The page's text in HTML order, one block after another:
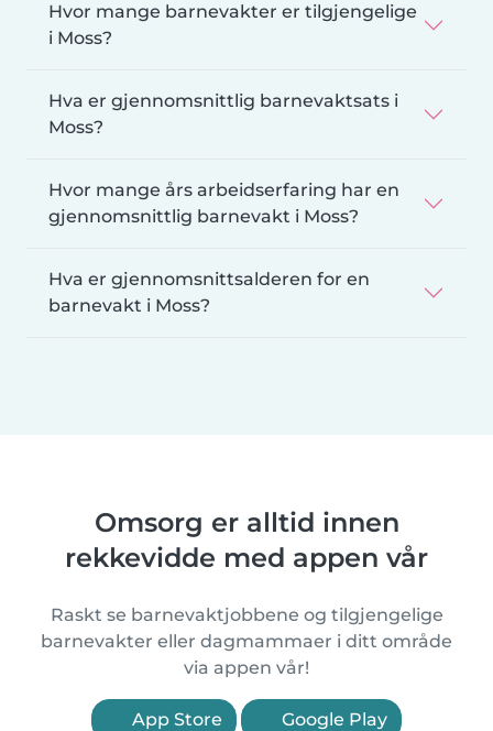
Hvor mange barnevakter er tilgjengelige
i Moss?
Hva er gjennomsnittlig barnevaktsats i
Moss?
Hvor mange års arbeidserfaring har en
gjennomsnittlig barnevakt i Moss?
Hva er gjennomsnittsalderen for en
barnevakt i Moss?
Omsorg er alltid innen
rekkevidde med appen vår
Raskt se barnevaktjobbene og tilgjengelige
barnevakter eller dagmammaer i ditt område
via appen vår!
App Store Google Play